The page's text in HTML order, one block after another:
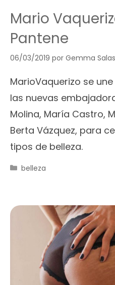
Mario
Pantene
06/03/2019 por Gemma Salas
MarioVaquerizo se
las nuevas
Molina, María Castro,
Berta Vázquez, para
tipos de belleza.
Categorías
belleza